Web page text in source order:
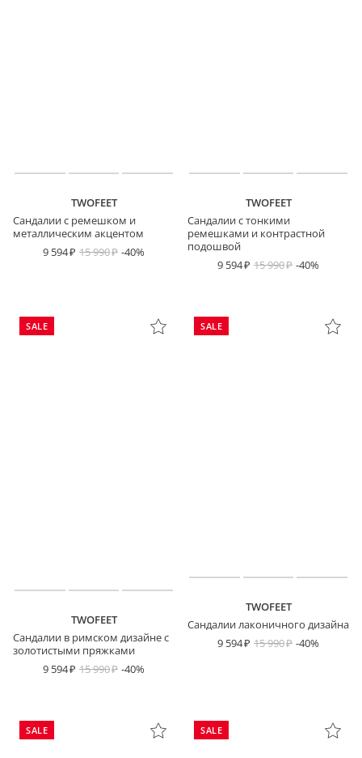
TWOFEET
Сандалии с ремешком и
металлическим акцентом
9 594
15 990 -40%
TWOFEET
Сандалии с тонкими
ремешками и контрастной
подошвой
9 594
15 990 -40%
SALE
TWOFEET
Сандалии в римском дизайне с
золотистыми пряжками
9 594
15 990 -40%
SALE
TWOFEET
Сандалии лаконичного дизайна
9 594
15 990 -40%
SALE SALE